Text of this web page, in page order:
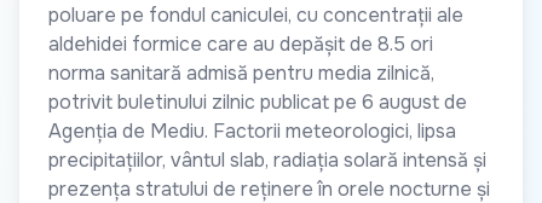
poluare pe fondul caniculei, cu concentrații ale
aldehidei formice care au depășit de 8.5 ori
norma sanitară admisă pentru media zilnică,
potrivit buletinului zilnic publicat pe 6 august de
Agenția de Mediu. Factorii meteorologici, lipsa
precipitațiilor, vântul slab, radiația solară intensă și
prezența stratului de reținere în orele nocturne și